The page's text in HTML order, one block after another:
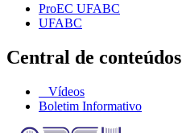
ProEC UFABC
UFABC
Central de conteúdos
Vídeos
Boletim Informativo